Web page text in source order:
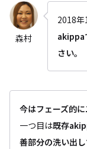
森村
2018年
akippa
さい。
今はフェーズ的に
一つ目は既存
善部分の洗い出し